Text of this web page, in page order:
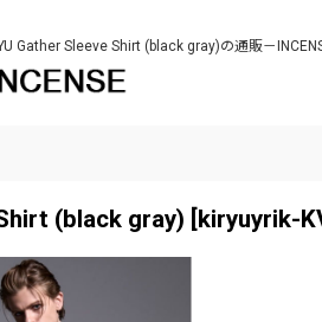
Gather Sleeve Shirt (black gray)の通販－
(black gray) [kiryuyrik-